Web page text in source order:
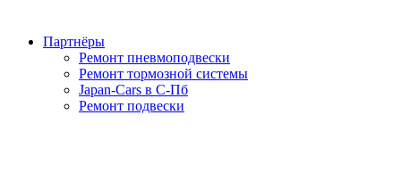
Партнёры
Ремонт пневмоподвески
Ремонт тормозной системы
Japan-Cars в С-Пб
Ремонт подвески